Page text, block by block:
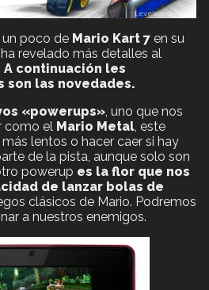
poco de Mario Kart 7 en su
revelado más detalles al
A continuación les
las novedades.
«powerups», uno que nos
como el Mario Metal, este
lentos o hacer caer si hay
de la pista, aunque solo son
powerup es la flor que nos
de lanzar bolas de
clásicos de Mario. Podremos
a nuestros enemigos.